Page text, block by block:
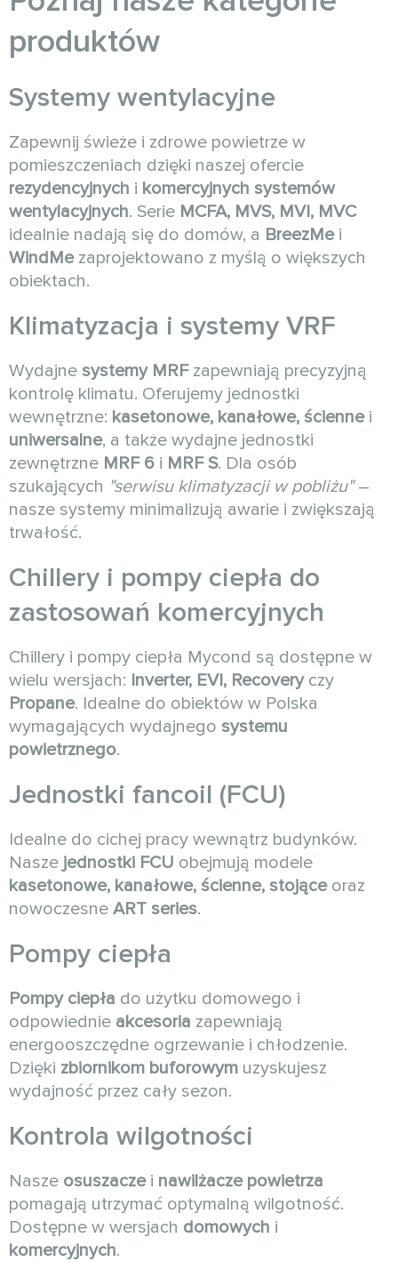
produktów
Systemy wentylacyjne
Zapewnij świeże i zdrowe powietrze w
pomieszczeniach dzięki naszej ofercie
rezydencyjnych i komercyjnych systemów
wentylacyjnych. Serie MCFA, MVS, MVI, MVC
idealnie nadają się do domów, a BreezMei
WindMezaprojektowano z myślą o większych
obiektach.
Klimatyzacja i systemy VRF
Wydajne systemy MRFzapewniają precyzyjną
kontrolę klimatu. Oferujemy jednostki
wewnętrzne: kasetonowe, kanałowe, ściennei
uniwersalne, a także wydajne jednostki
zewnętrzne MRF 6 i MRF S. Dla osób
szukających "serwisu klimatyzacji w pobliżu"–
nasze systemy minimalizują awarie i zwiększają
trwałość.
Chillery i pompy ciepła do
zastosowań komercyjnych
Chillery i pompy ciepła Mycond są dostępne w
wielu wersjach: Inverter, EVI, Recoveryczy
Propane. Idealne do obiektów w Polska
wymagających wydajnego systemu
powietrznego.
Jednostki fancoil (FCU)
Idealne do cichej pracy wewnątrz budynków.
Nasze jednostki FCU obejmują modele
kasetonowe, kanałowe, ścienne, stojąceoraz
nowoczesne ART series.
Pompy ciepła
Pompy ciepła do użytku domowego i
odpowiednie akcesoria zapewniają
energooszczędne ogrzewanie i chłodzenie.
Dzięki zbiornikom buforowym uzyskujesz
wydajność przez cały sezon.
Kontrola wilgotności
Nasze osuszaczei nawilżacze powietrza
pomagają utrzymać optymalną wilgotność.
Dostępne w wersjach domowych i
komercyjnych.